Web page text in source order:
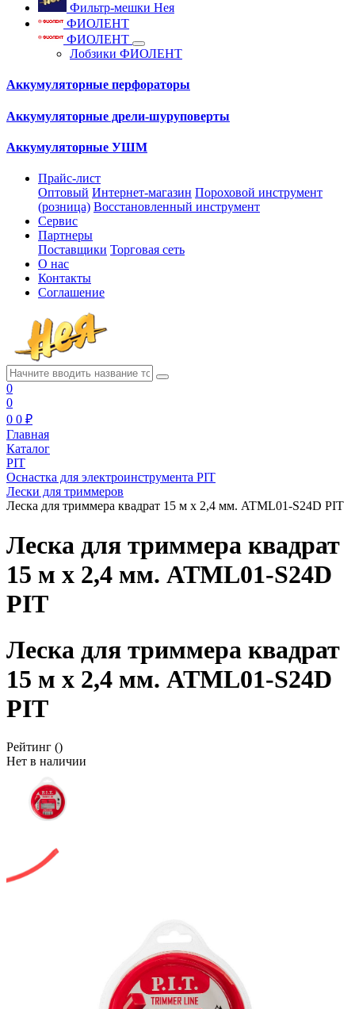
Фильтр-мешки Нея
ФИОЛЕНТ
ФИОЛЕНТ
Лобзики ФИОЛЕНТ
Аккумуляторные перфораторы
Аккумуляторные дрели-шуруповерты
Аккумуляторные УШМ
Прайс-лист
Оптовый Интернет-магазин Пороховой инструмент
(розница) Восстановленный инструмент
Сервис
Партнеры
Поставщики Торговая сеть
О нас
Контакты
Соглашение
0
0
0 0 ₽
Главная
Каталог
PIT
Оснастка для электроинструмента PIT
Лески для триммеров
Леска для триммера квадрат 15 м x 2,4 мм. ATML01-S24D PIT
Леска для триммера квадрат
15 м x 2,4 мм. ATML01-S24D
PIT
Леска для триммера квадрат
15 м x 2,4 мм. ATML01-S24D
PIT
Рейтинг ()
Нет в наличии